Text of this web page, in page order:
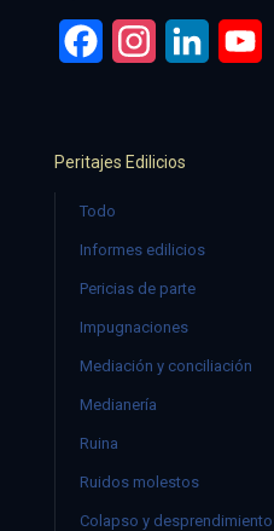
FacebookInstagramLinkedIn
Peritajes Edilicios
Todo
Informes edilicios
Pericias de parte
Impugnaciones
Mediación y conciliación
Medianería
Ruina
Ruidos molestos
Colapso y desprendimiento